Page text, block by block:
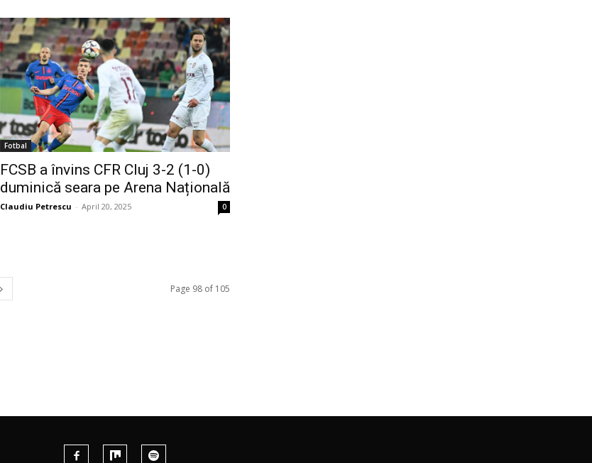
Fotbal
FCSB a învins CFR Cluj 3-2 (1-0)
duminică seara pe Arena Națională
Claudiu Petrescu - April 20, 2025 0
Page 98 of 105